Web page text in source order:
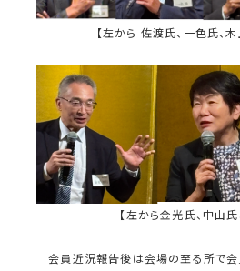
【左から 佐渡氏、一色氏、木
【左から金光氏、中山氏
会員近況報告後は会場の至る所で会